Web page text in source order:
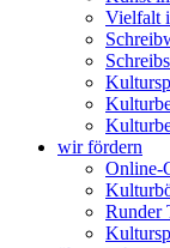
Vielfalt
wir fördern
Online-
Runder